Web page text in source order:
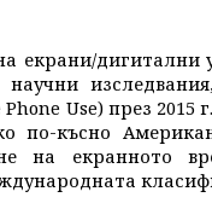
екрани/дигитални
Use) през
по-късно
на екранното